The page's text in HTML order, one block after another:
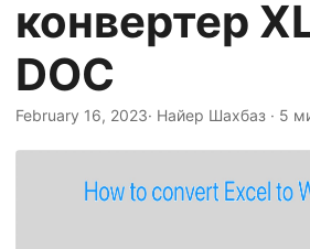
н
а
и
конвертер
DOC
February 16, 2023· Найер Шахбаз · 5